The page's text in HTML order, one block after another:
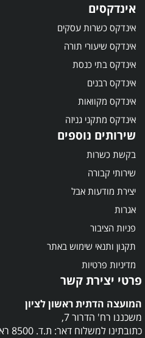
אינדקסים
אינדקס כשרות עסקים
אינדקס שיעורי תורה
אינדקס בתי כנסת
אינדקס רבנים
אינדקס מקוואות
אינדקס מתקני גניזה
שירותים נוספים
בקשת כשרות
שירותי קבורה
יצירת מודעות אבל
אגרות
פניות הציבור
תקנון ותנאי שימוש באתר
מדיניות פרטיות
פרטי יצירת קשר
המועצה הדתית ראשון לציון
משכננו רח' הדרור 7,
כתובתינו למשלוח דאר: ת.ד. 8500 ראשון לציון